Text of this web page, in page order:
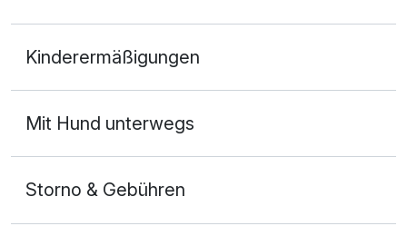
2 Erwachsene
Kinderermäßigungen
Mit Hund unterwegs
Storno & Gebühren